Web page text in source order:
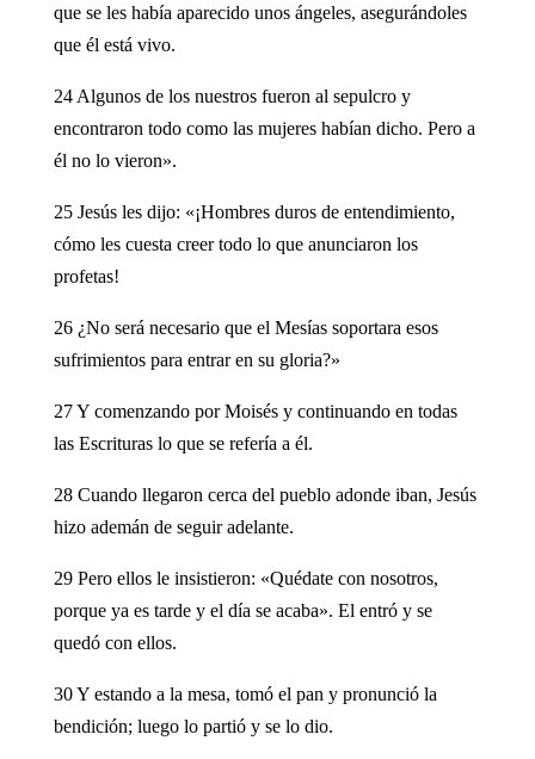
que se les había aparecido unos ángeles, asegurándoles
que él está vivo.
24 Algunos de los nuestros fueron al sepulcro y
encontraron todo como las mujeres habían dicho. Pero a
él no lo vieron».
25 Jesús les dijo: «¡Hombres duros de entendimiento,
cómo les cuesta creer todo lo que anunciaron los
profetas!
26 ¿No será necesario que el Mesías soportara esos
sufrimientos para entrar en su gloria?»
27 Y comenzando por Moisés y continuando en todas
las Escrituras lo que se refería a él.
28 Cuando llegaron cerca del pueblo adonde iban, Jesús
hizo ademán de seguir adelante.
29 Pero ellos le insistieron: «Quédate con nosotros,
porque ya es tarde y el día se acaba». El entró y se
quedó con ellos.
30 Y estando a la mesa, tomó el pan y pronunció la
bendición; luego lo partió y se lo dio.